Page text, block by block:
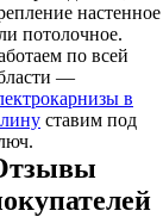
настенное
потолочное.
по всей
—
в
ставим под